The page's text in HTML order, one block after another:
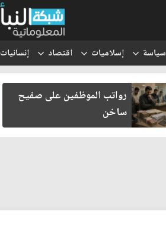
سياسة إسلاميات اقتصاد إنسانيات
رواتب الموظفين على صفيح
ساخن